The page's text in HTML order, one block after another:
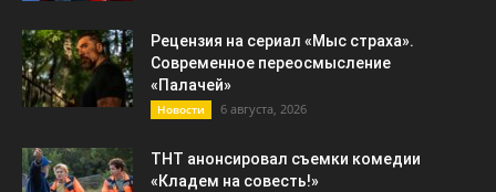
Рецензия на сериал «Мыс страха».
Современное переосмысление
«Палачей»
Новости 6 августа, 2026
ТНТ анонсировал съемки комедии
«Кладем на совесть!»